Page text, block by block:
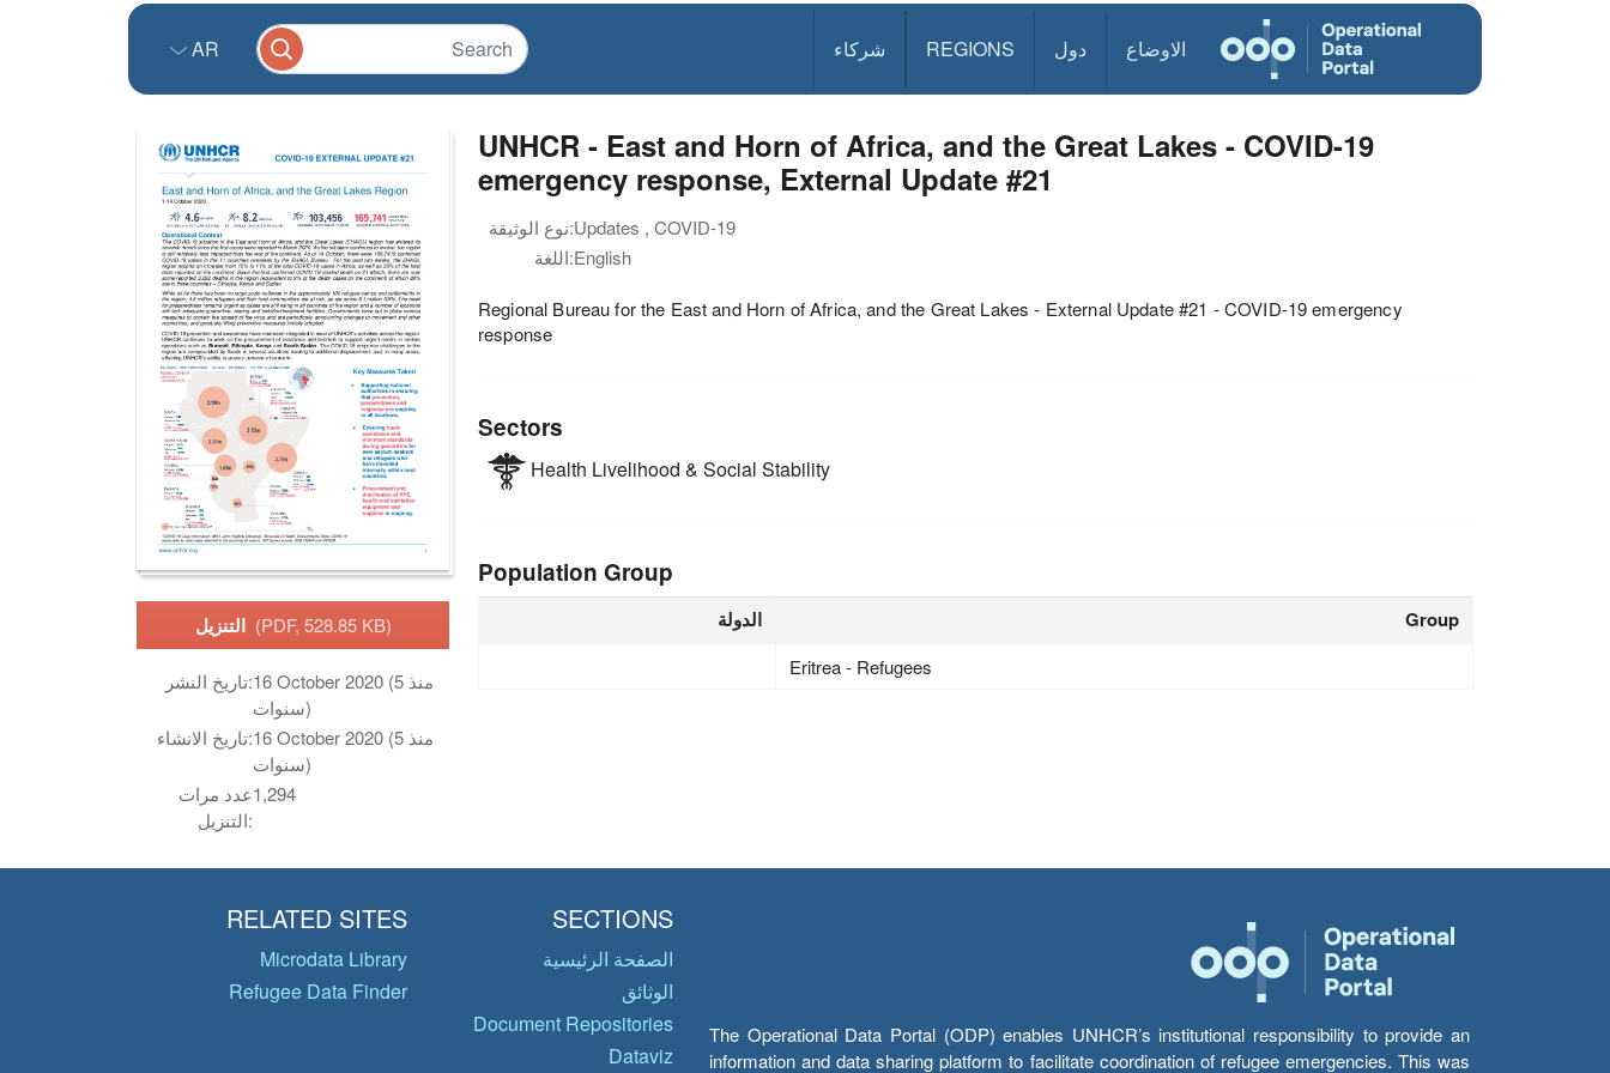
الاوضاع دول REGIONS شركاء AR
التنزيل (PDF, 528.85 KB)
تاريخ النشر:16 October 2020 (منذ 5
سنوات)
تاريخ الانشاء:16 October 2020 (منذ 5
سنوات)
عدد مرات
التنزيل:
1,294
UNHCR - East and Horn of Africa, and the Great Lakes - COVID-19
emergency response, External Update #21
نوع الوثيقة:Updates , COVID-19
اللغة:English
Regional Bureau for the East and Horn of Africa, and the Great Lakes - External Update #21 - COVID-19 emergency
response
Sectors
Health Livelihood & Social Stability
Population Group
الدولة Group
Eritrea - Refugees
The Operational Data Portal (ODP) enables UNHCR’s institutional responsibility to provide an
information and data sharing platform to facilitate coordination of refugee emergencies. This was
SECTIONS
الصفحة الرئيسية
الوثائق
Document Repositories
Dataviz
RELATED SITES
Microdata Library
Refugee Data Finder